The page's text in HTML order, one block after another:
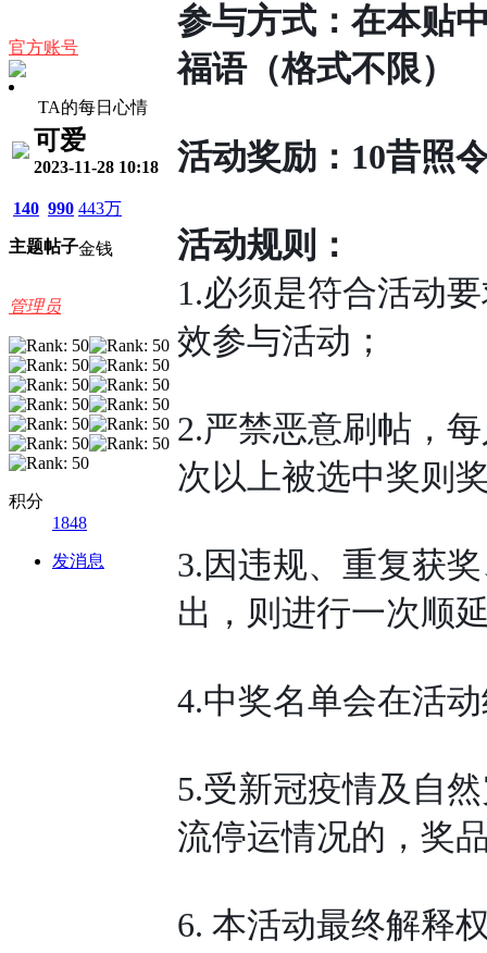
官方账号
TA的每日心情
可爱
2023-11-28 10:18
140
主题
990
帖子
443万
金钱
管理员
积分
1848
发消息
参与方式：在本贴
福语（格式不限）
活动奖励：10昔照
活动规则：
1.必须是符合活动
效参与活动；
2.严禁恶意刷帖，
次以上被选中奖则
3.因违规、重复获
出，则进行一次顺
4.中奖名单会在活
5.受新冠疫情及自
流停运情况的，奖
6. 本活动最终解释